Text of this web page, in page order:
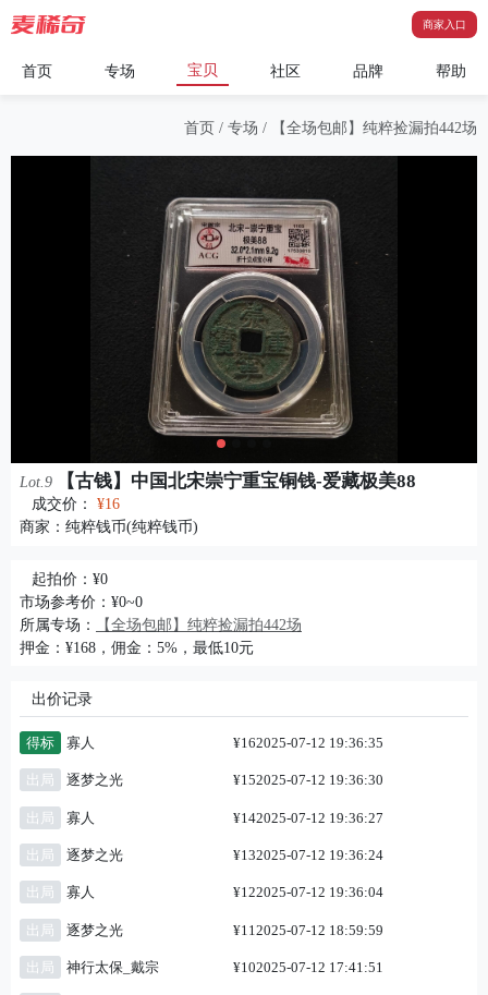
商家入口
首页 专场 宝贝 社区 品牌 帮助
首页 / 专场 / 【全场包邮】纯粹捡漏拍442场
Lot.9 【古钱】中国北宋崇宁重宝铜钱-爱藏极美88
成交价： ¥16
商家： 纯粹钱币(纯粹钱币)
起拍价：¥0
市场参考价：¥0~0
所属专场：
【全场包邮】纯粹捡漏拍442场
押金：¥168，佣金：5%，最低10元
出价记录
得标 寡人 ¥162025-07-12 19:36:35
出局 逐梦之光 ¥152025-07-12 19:36:30
出局 寡人 ¥142025-07-12 19:36:27
出局 逐梦之光 ¥132025-07-12 19:36:24
出局 寡人 ¥122025-07-12 19:36:04
出局 逐梦之光 ¥11 2025-07-12 18:59:59
出局 神行太保_戴宗 ¥102025-07-12 17:41:51